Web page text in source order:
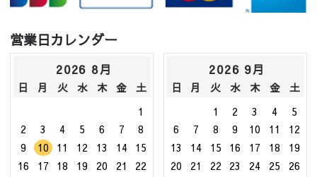
営業日カレンダー
2026 8月
日 月 火 水 木 金
土
1
2
3 4 5 6 7
8
9
10 11 12 13 14
15
16
17 18 19 20 21
22
2026 9月
日 月 火 水 木 金
土
1
2 3 4
5
6
7 8 9 10 11
12
13
14 15 16 17 18
19
20
21 22 23 24 25
26